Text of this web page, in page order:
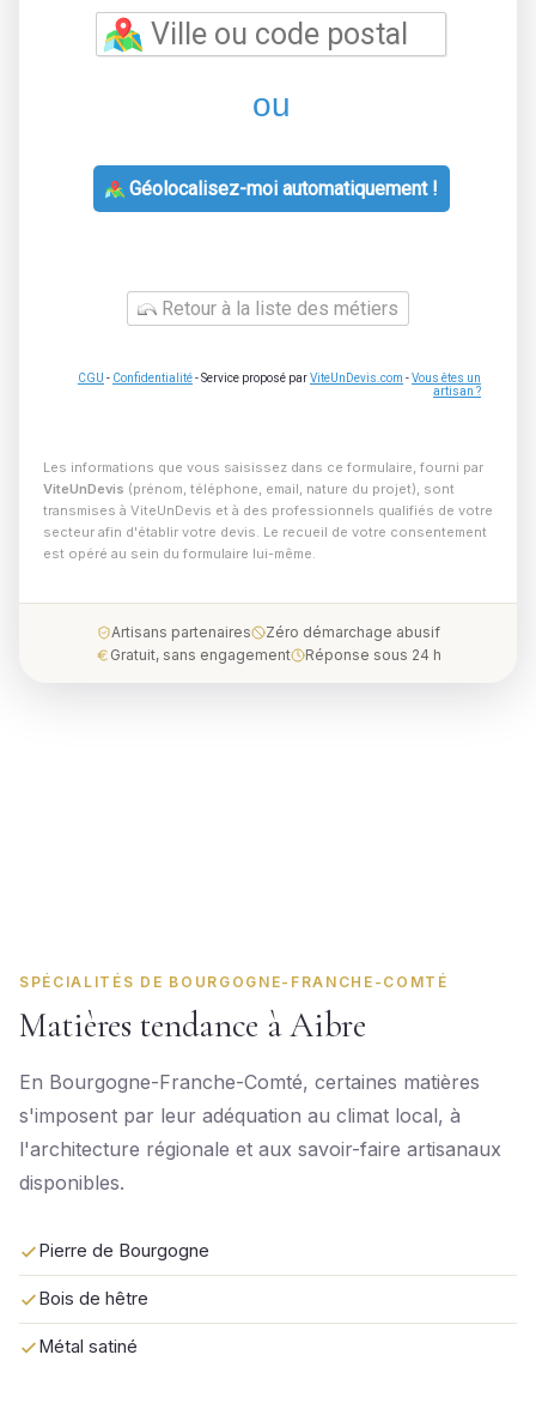
ou
Géolocalisez-moi automatiquement !
Retour à la liste des métiers
CGU - Confidentialité- Service proposé parViteUnDevis.com -Vous êtes un
artisan ?
Les informations que vous saisissez dans ce formulaire, fourni par
ViteUnDevis (prénom, téléphone, email, nature du projet), sont
transmises à ViteUnDevis et à des professionnels qualifiés de votre
secteur afin d'établir votre devis. Le recueil de votre consentement
est opéré au sein du formulaire lui-même.
Artisans partenaires
Zéro démarchage abusif
Gratuit, sans engagement
Réponse sous 24 h
SPÉCIALITÉS DE BOURGOGNE-FRANCHE-COMTÉ
Matières tendance à Aibre
En Bourgogne-Franche-Comté, certaines matières
s'imposent par leur adéquation au climat local, à
l'architecture régionale et aux savoir-faire artisanaux
disponibles.
Pierre de Bourgogne
Bois de hêtre
Métal satiné